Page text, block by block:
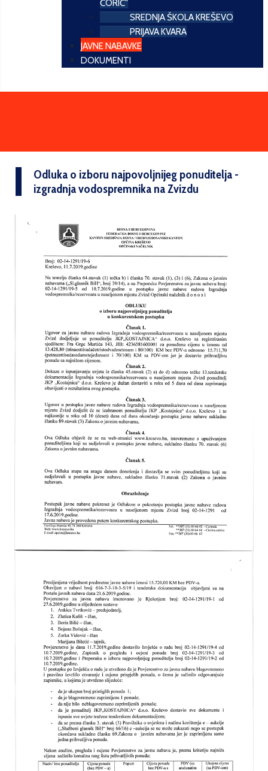
ĆORIĆ"
SREDNJA ŠKOLA KREŠEVO
PRIJAVA KVARA
JAVNE NABAVKE
DOKUMENTI
Odluka o izboru najpovoljnijeg ponuditelja -
izgradnja vodospremnika na Zvizdu